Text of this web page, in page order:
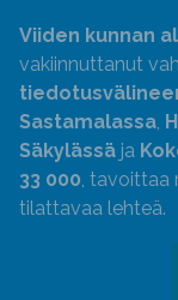
Viiden kunnan
vakiinnuttanut
Sastamalassa,
Säkylässä ja
33 000, tavoittaa
tilattavaa lehteä.